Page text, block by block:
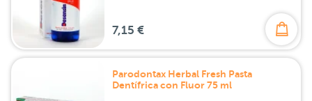
7,15 €
Parodontax Herbal Fresh Pasta
Dentífrica con Fluor 75 ml